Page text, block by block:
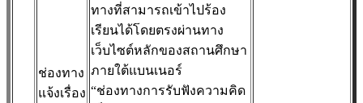
ช่องทาง
แจ้งเรื่อง
ทางที่สามารถเข้าไปร้อง
เรียนได้โดยตรงผ่านทาง
เว็บไซต์หลักของสถานศึกษา
ภายใต้แบนเนอร์
“ช่องทางการรับฟังความคิด